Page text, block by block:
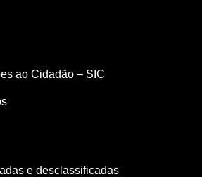
ao Cidadão – SIC
e desclassificadas